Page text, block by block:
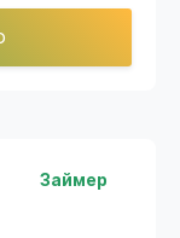
Займер